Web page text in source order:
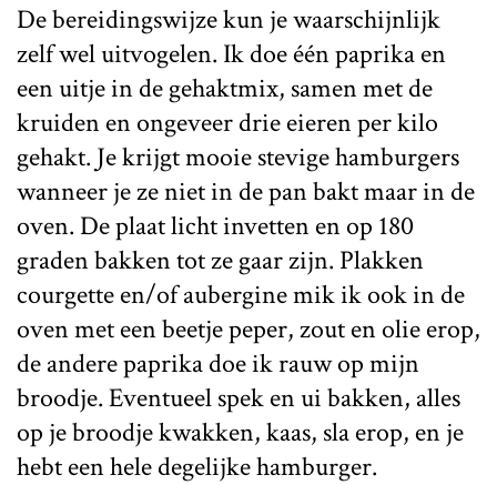
De bereidingswijze kun je waarschijnlijk
zelf wel uitvogelen. Ik doe één paprika en
een uitje in de gehaktmix, samen met de
kruiden en ongeveer drie eieren per kilo
gehakt. Je krijgt mooie stevige hamburgers
wanneer je ze niet in de pan bakt maar in de
oven. De plaat licht invetten en op 180
graden bakken tot ze gaar zijn. Plakken
courgette en/of aubergine mik ik ook in de
oven met een beetje peper, zout en olie erop,
de andere paprika doe ik rauw op mijn
broodje. Eventueel spek en ui bakken, alles
op je broodje kwakken, kaas, sla erop, en je
hebt een hele degelijke hamburger.